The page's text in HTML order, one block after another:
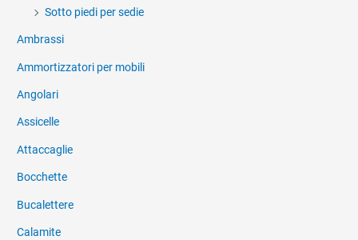
Sotto piedi per sedie
Ambrassi
Ammortizzatori per mobili
Angolari
Assicelle
Attaccaglie
Bocchette
Bucalettere
Calamite